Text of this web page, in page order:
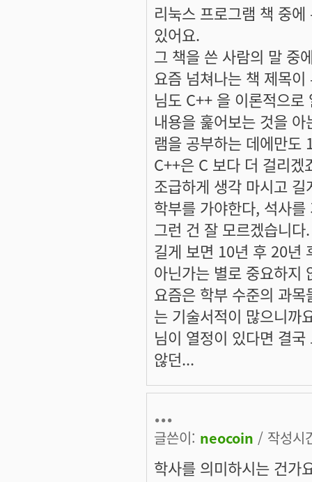
리눅스 프로그램 책 중
있어요.
그 책을 쓴 사람의 말 중
요즘 넘쳐나는 책 제목
님도 C++ 을 이론적으
내용을 훑어보는 것을
램을 공부하는 데에만도
C++은 C 보다 더 걸리겠
조급하게 생각 마시고
학부를 가야한다, 석사
그런 건 잘 모르겠습니다.
길게 보면 10년 후 20년
아닌가는 별로 중요하지
요즘은 학부 수준의 과
는 기술서적이 많으니까
님이 열정이 있다면 결
않던...
...
글쓴이: neocoin / 작성시
학사를 의미하시는 건가